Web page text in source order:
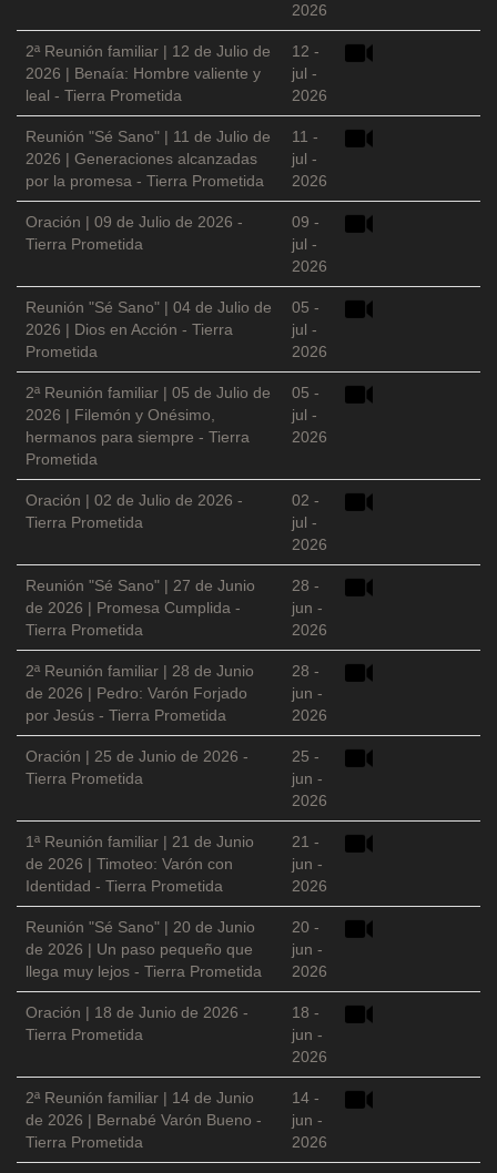
2026
2ª Reunión familiar | 12 de Julio de
2026 | Benaía: Hombre valiente y
leal - Tierra Prometida
12 -
jul -
2026
Reunión "Sé Sano" | 11 de Julio de
2026 | Generaciones alcanzadas
por la promesa - Tierra Prometida
11 -
jul -
2026
Oración | 09 de Julio de 2026 -
Tierra Prometida
09 -
jul -
2026
Reunión "Sé Sano" | 04 de Julio de
2026 | Dios en Acción - Tierra
Prometida
05 -
jul -
2026
2ª Reunión familiar | 05 de Julio de
2026 | Filemón y Onésimo,
hermanos para siempre - Tierra
Prometida
05 -
jul -
2026
Oración | 02 de Julio de 2026 -
Tierra Prometida
02 -
jul -
2026
Reunión "Sé Sano" | 27 de Junio
de 2026 | Promesa Cumplida -
Tierra Prometida
28 -
jun -
2026
2ª Reunión familiar | 28 de Junio
de 2026 | Pedro: Varón Forjado
por Jesús - Tierra Prometida
28 -
jun -
2026
Oración | 25 de Junio de 2026 -
Tierra Prometida
25 -
jun -
2026
1ª Reunión familiar | 21 de Junio
de 2026 | Timoteo: Varón con
Identidad - Tierra Prometida
21 -
jun -
2026
Reunión "Sé Sano" | 20 de Junio
de 2026 | Un paso pequeño que
llega muy lejos - Tierra Prometida
20 -
jun -
2026
Oración | 18 de Junio de 2026 -
Tierra Prometida
18 -
jun -
2026
2ª Reunión familiar | 14 de Junio
de 2026 | Bernabé Varón Bueno -
Tierra Prometida
14 -
jun -
2026